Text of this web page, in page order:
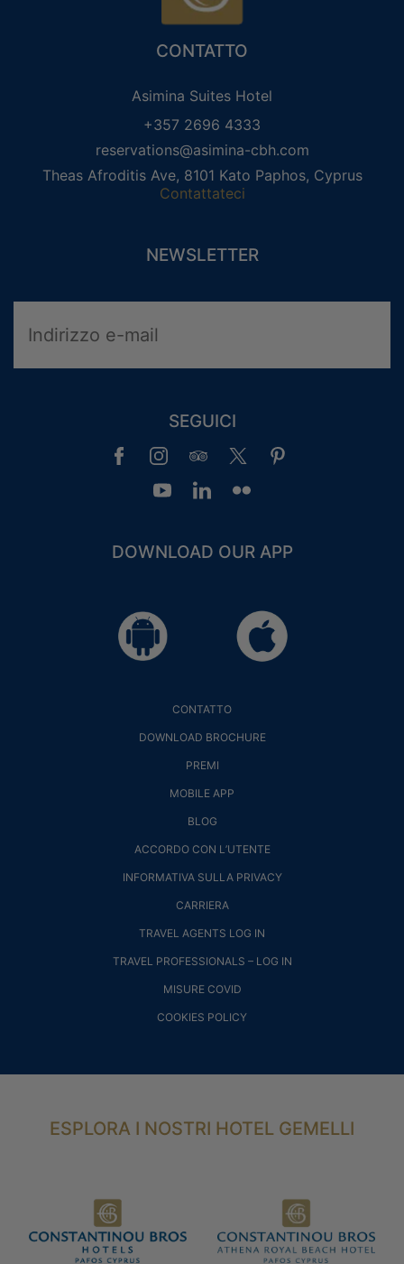
CONTATTO
Asimina Suites Hotel
+357 2696 4333
reservations@asimina-cbh.com
Theas Afroditis Ave, 8101 Kato Paphos, Cyprus
Contattateci
NEWSLETTER
SEGUICI
DOWNLOAD OUR APP
CONTATTO
DOWNLOAD BROCHURE
PREMI
MOBILE APP
BLOG
ACCORDO CON L’UTENTE
INFORMATIVA SULLA PRIVACY
CARRIERA
TRAVEL AGENTS LOG IN
TRAVEL PROFESSIONALS – LOG IN
MISURE COVID
COOKIES POLICY
ESPLORA I NOSTRI HOTEL GEMELLI